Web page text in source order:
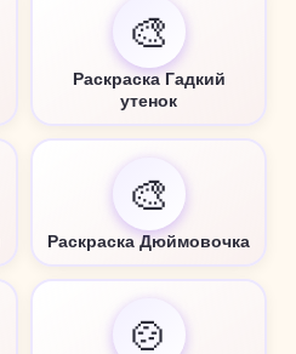
🎨
Раскраска Гадкий
утенок
🎨
Раскраска Дюймовочка
🍲